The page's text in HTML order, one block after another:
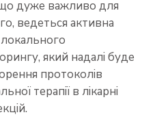
дуже важливо для
ведеться активна
який надалі буде
протоколів
терапії в лікарні